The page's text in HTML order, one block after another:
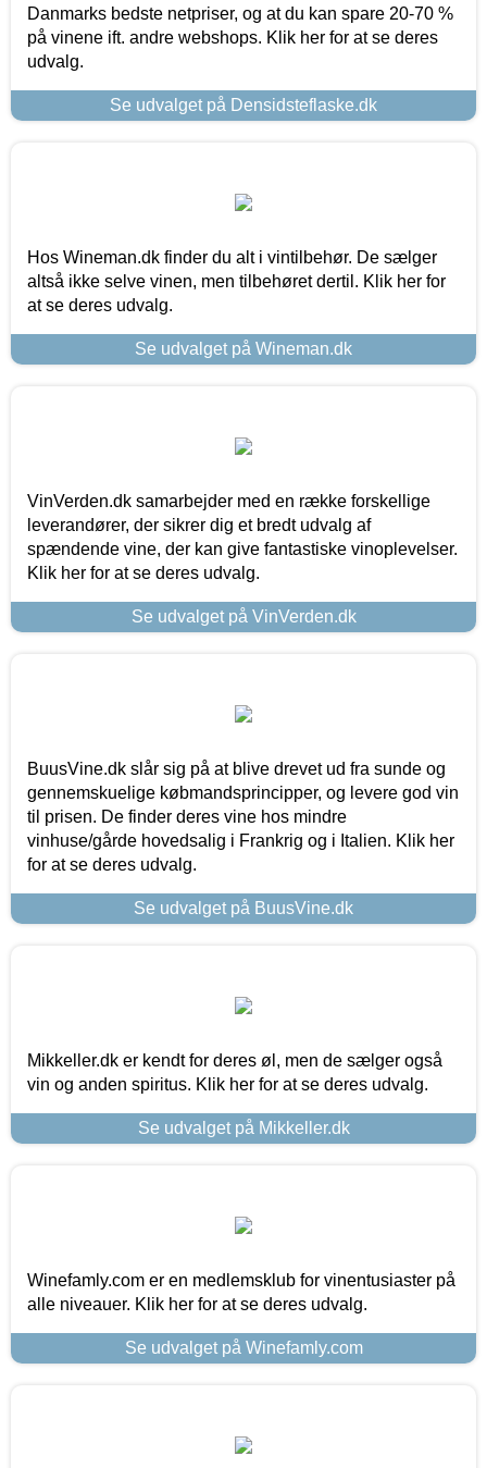
Danmarks bedste netpriser, og at du kan spare 20-70 %
på vinene ift. andre webshops. Klik her for at se deres
udvalg.
Se udvalget på Densidsteflaske.dk
Hos Wineman.dk finder du alt i vintilbehør. De sælger
altså ikke selve vinen, men tilbehøret dertil. Klik her for
at se deres udvalg.
Se udvalget på Wineman.dk
VinVerden.dk samarbejder med en række forskellige
leverandører, der sikrer dig et bredt udvalg af
spændende vine, der kan give fantastiske vinoplevelser.
Klik her for at se deres udvalg.
Se udvalget på VinVerden.dk
BuusVine.dk slår sig på at blive drevet ud fra sunde og
gennemskuelige købmandsprincipper, og levere god vin
til prisen. De finder deres vine hos mindre
vinhuse/gårde hovedsalig i Frankrig og i Italien. Klik her
for at se deres udvalg.
Se udvalget på BuusVine.dk
Mikkeller.dk er kendt for deres øl, men de sælger også
vin og anden spiritus. Klik her for at se deres udvalg.
Se udvalget på Mikkeller.dk
Winefamly.com er en medlemsklub for vinentusiaster på
alle niveauer. Klik her for at se deres udvalg.
Se udvalget på Winefamly.com